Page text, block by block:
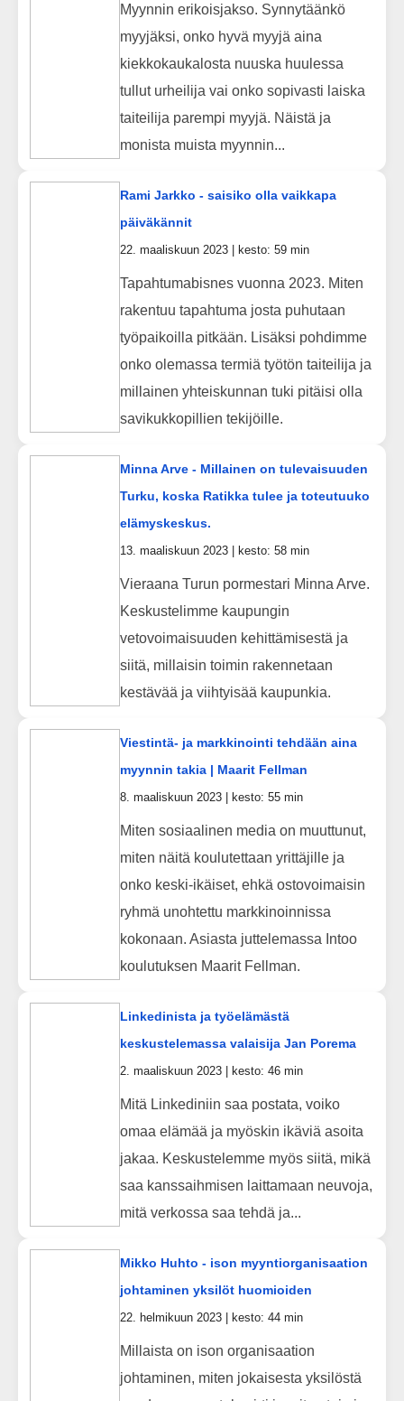
Myynnin erikoisjakso. Synnytäänkö
myyjäksi, onko hyvä myyjä aina
kiekkokaukalosta nuuska huulessa
tullut urheilija vai onko sopivasti laiska
taiteilija parempi myyjä. Näistä ja
monista muista myynnin...
Rami Jarkko - saisiko olla vaikkapa
päiväkännit
22. maaliskuun 2023 | kesto: 59 min
Tapahtumabisnes vuonna 2023. Miten
rakentuu tapahtuma josta puhutaan
työpaikoilla pitkään. Lisäksi pohdimme
onko olemassa termiä työtön taiteilija ja
millainen yhteiskunnan tuki pitäisi olla
savikukkopillien tekijöille.
Minna Arve - Millainen on tulevaisuuden
Turku, koska Ratikka tulee ja toteutuuko
elämyskeskus.
13. maaliskuun 2023 | kesto: 58 min
Vieraana Turun pormestari Minna Arve.
Keskustelimme kaupungin
vetovoimaisuuden kehittämisestä ja
siitä, millaisin toimin rakennetaan
kestävää ja viihtyisää kaupunkia.
Viestintä- ja markkinointi tehdään aina
myynnin takia | Maarit Fellman
8. maaliskuun 2023 | kesto: 55 min
Miten sosiaalinen media on muuttunut,
miten näitä koulutettaan yrittäjille ja
onko keski-ikäiset, ehkä ostovoimaisin
ryhmä unohtettu markkinoinnissa
kokonaan. Asiasta juttelemassa Intoo
koulutuksen Maarit Fellman.
Linkedinista ja työelämästä
keskustelemassa valaisija Jan Porema
2. maaliskuun 2023 | kesto: 46 min
Mitä Linkediniin saa postata, voiko
omaa elämää ja myöskin ikäviä asoita
jakaa. Keskustelemme myös siitä, mikä
saa kanssaihmisen laittamaan neuvoja,
mitä verkossa saa tehdä ja...
Mikko Huhto - ison myyntiorganisaation
johtaminen yksilöt huomioiden
22. helmikuun 2023 | kesto: 44 min
Millaista on ison organisaation
johtaminen, miten jokaisesta yksilöstä